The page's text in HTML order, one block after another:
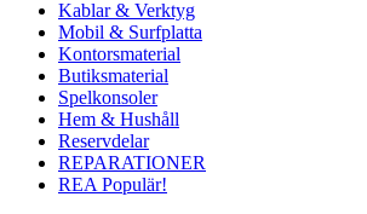
Kablar & Verktyg
Mobil & Surfplatta
Kontorsmaterial
Butiksmaterial
Spelkonsoler
Hem & Hushåll
Reservdelar
REPARATIONER
REA Populär!